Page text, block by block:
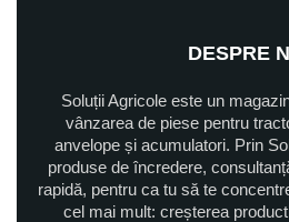
DESPRE
Soluții Agricole este un
vânzarea de piese pentru
anvelope și acumulatori. Prin
produse de încredere,
rapidă, pentru ca tu să te
cel mai mult: creșterea